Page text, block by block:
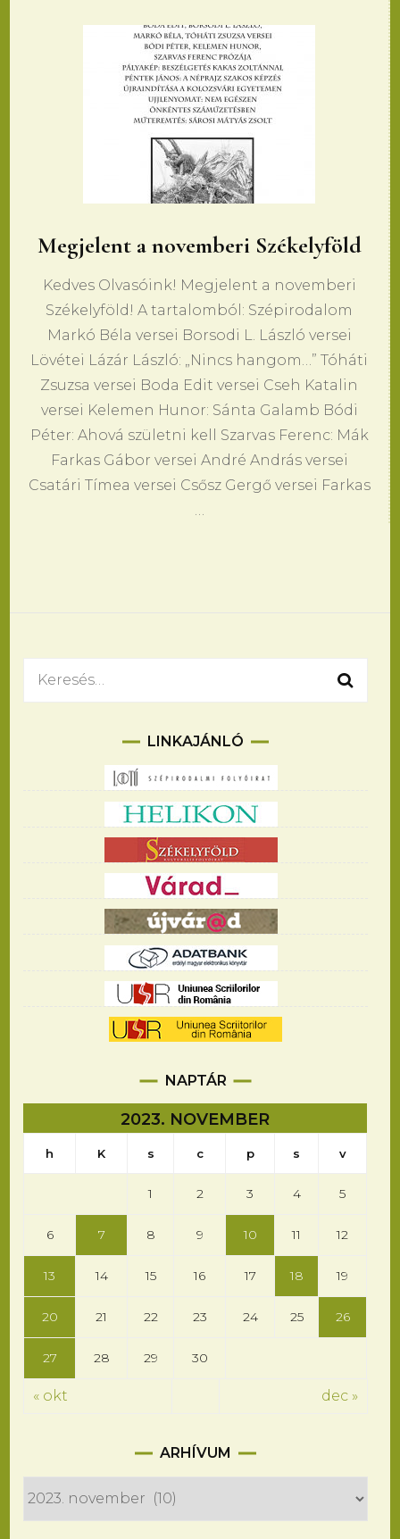
Megjelent a novemberi Székelyföld
Kedves Olvasóink! Megjelent a novemberi
Székelyföld! A tartalomból: Szépirodalom
Markó Béla versei Borsodi L. László versei
Lövétei Lázár László: „Nincs hangom…” Tóháti
Zsuzsa versei Boda Edit versei Cseh Katalin
versei Kelemen Hunor: Sánta Galamb Bódi
Péter: Ahová születni kell Szarvas Ferenc: Mák
Farkas Gábor versei André András versei
Csatári Tímea versei Csősz Gergő versei Farkas
…
Keresés:
LINKAJÁNLÓ
NAPTÁR
2023. NOVEMBER
h K s c p s v
1 2 3 4 5
6 7 8 9 10 11 12
13 14 15 16 17 18 19
20 21 22 23 24 25 26
27 28 29 30
« okt dec »
ARHÍVUM
Arhívum